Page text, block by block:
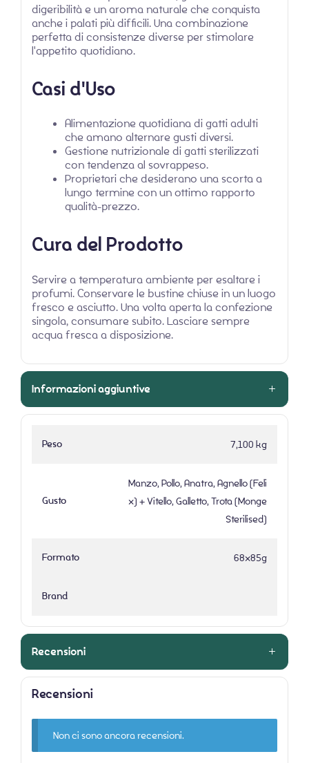
digeribilità e un aroma naturale che conquista
anche i palati più difficili. Una combinazione
perfetta di consistenze diverse per stimolare
l'appetito quotidiano.
Casi d'Uso
Alimentazione quotidiana di gatti adulti
che amano alternare gusti diversi.
Gestione nutrizionale di gatti sterilizzati
con tendenza al sovrappeso.
Proprietari che desiderano una scorta a
lungo termine con un ottimo rapporto
qualità-prezzo.
Cura del Prodotto
Servire a temperatura ambiente per esaltare i
profumi. Conservare le bustine chiuse in un luogo
fresco e asciutto. Una volta aperta la confezione
singola, consumare subito. Lasciare sempre
acqua fresca a disposizione.
Informazioni aggiuntive
Peso 7,100 kg
Gusto
Manzo, Pollo, Anatra, Agnello (Feli
x) + Vitello, Galletto, Trota (Monge
Sterilised)
Formato 68x85g
Brand
Recensioni
Recensioni
Non ci sono ancora recensioni.